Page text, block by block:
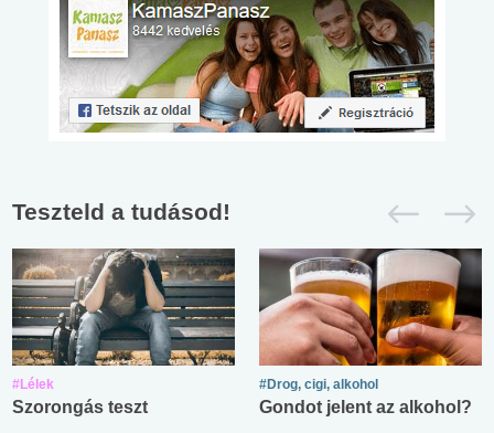
Teszteld a tudásod!
#Lélek
Szorongás teszt
#Drog, cigi, alkohol
Gondot jelent az alkohol?